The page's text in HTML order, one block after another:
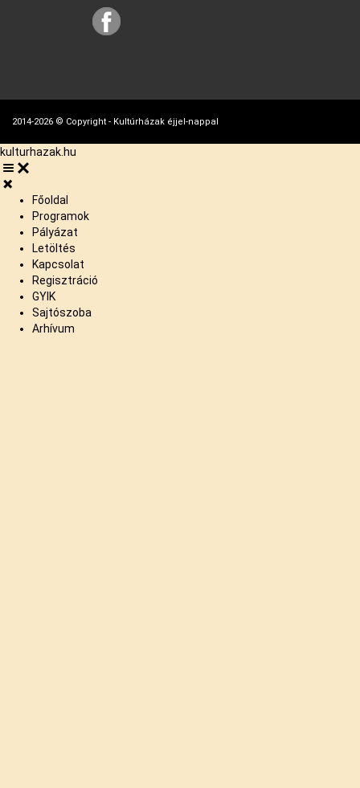
2014-2026 © Copyright - Kultúrházak éjjel-nappal
kulturhazak.hu
Főoldal
Programok
Pályázat
Letöltés
Kapcsolat
Regisztráció
GYIK
Sajtószoba
Arhívum